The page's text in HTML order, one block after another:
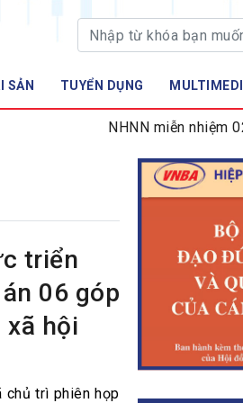
SẢN TUYỂN DỤNG
ĐÀO TẠO -
Tập huấn
NHNN miễn nhiệm 02
triển
06 góp
xã hội
chủ trì phiên họp